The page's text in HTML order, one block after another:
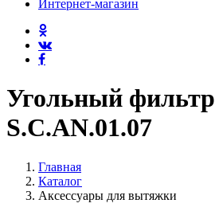
Интернет-магазин
Угольный фильтр
S.C.AN.01.07
Главная
Каталог
Аксессуары для вытяжки